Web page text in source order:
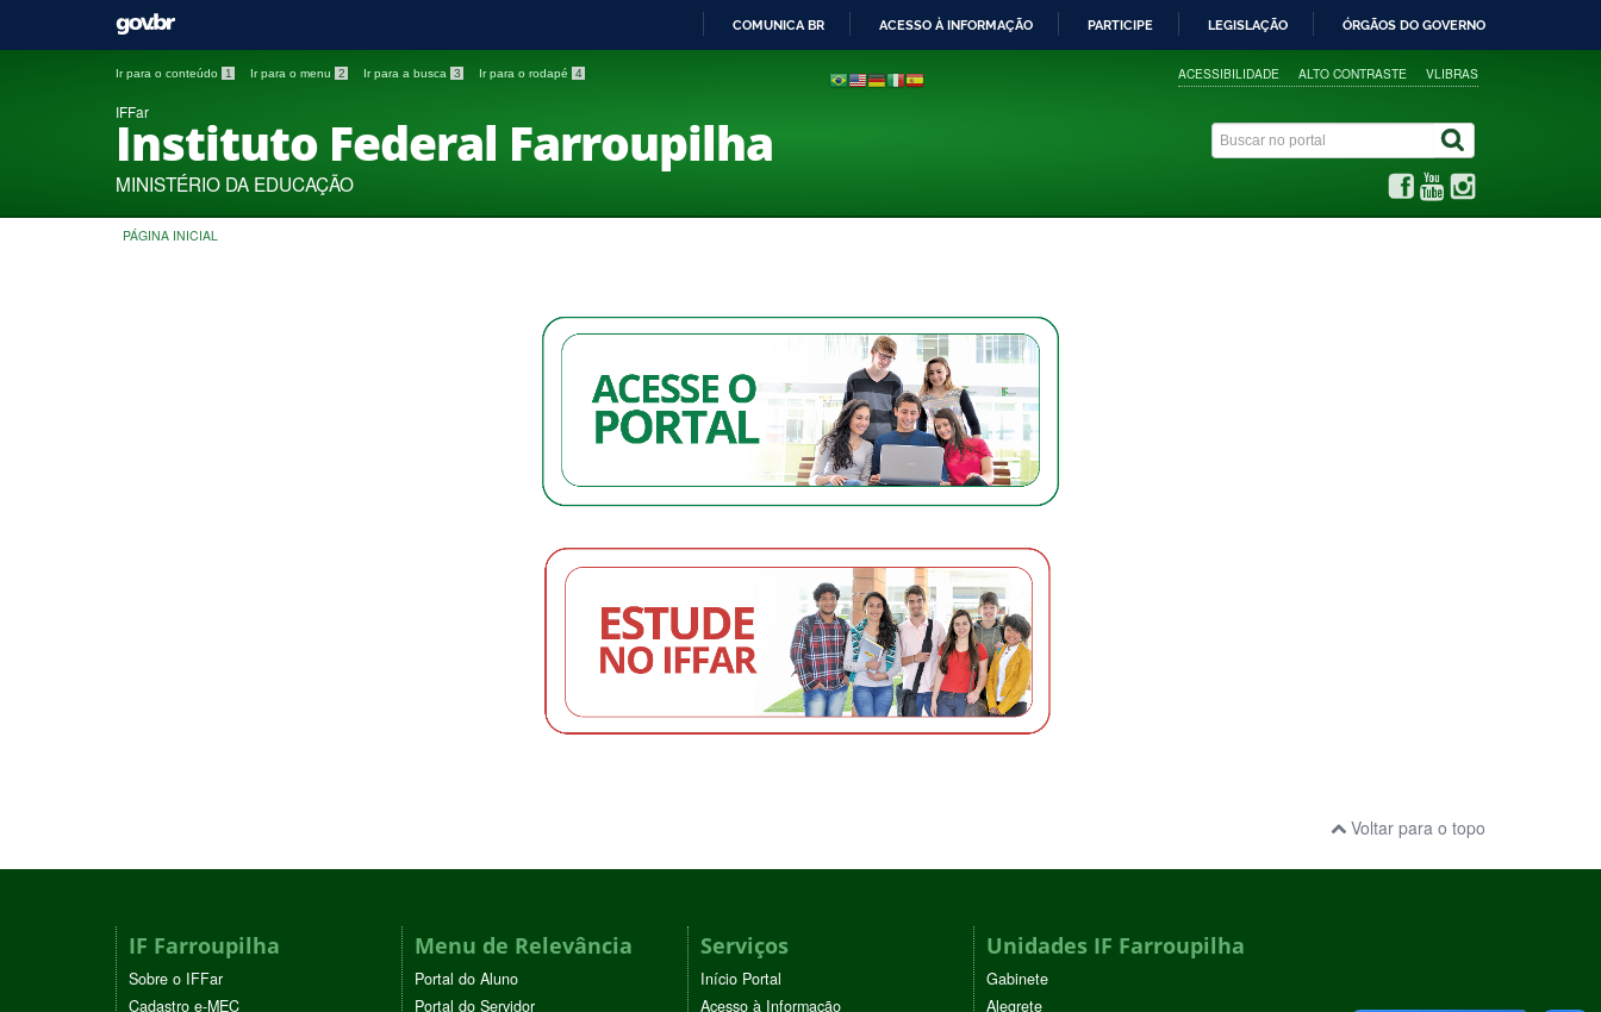
PARA
COMUNICA BR ACESSO À INFORMAÇÃO PARTICIPE LEGISLAÇÃO ÓRGÃOS DO GOVERNO
Ir para o conteúdo 1 Ir para o menu 2 Ir para a busca 3 Ir para o rodapé 4 ACESSIBILIDADE ALTO CONTRASTE VLIBRAS
IFFar
Instituto Federal Farroupilha
MINISTÉRIO DA EDUCAÇÃO
PÁGINA INICIAL
Voltar para o topo
IF Farroupilha
Sobre o IFFar
Cadastro e-MEC
Menu de Relevância
Portal do Aluno
Portal do Servidor
Serviços
Início Portal
Acesso à Informação
Unidades IF Farroupilha
Gabinete
Alegrete